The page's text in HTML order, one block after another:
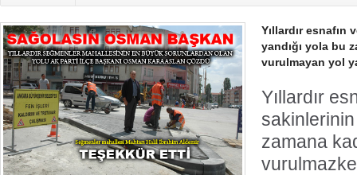
Gölbaşı
İNCEK
Yıllardır
yandığı yola bu
vurulmayan yol
Yıllardır
sakinlerinin
zamana